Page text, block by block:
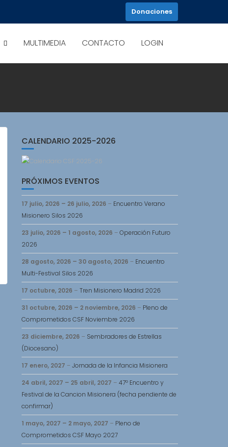
Donaciones
MULTIMEDIA CONTACTO LOGIN
CALENDARIO 2025-2026
PRÓXIMOS EVENTOS
17 julio, 2026 – 26 julio, 2026 – Encuentro Verano
Misionero Silos 2026
23 julio, 2026 – 1 agosto, 2026 – Operación Futuro
2026
28 agosto, 2026 – 30 agosto, 2026 – Encuentro
Multi-Festival Silos 2026
17 octubre, 2026 – Tren Misionero Madrid 2026
31 octubre, 2026 – 2 noviembre, 2026 – Pleno de
Comprometidos CSF Noviembre 2026
23 diciembre, 2026 – Sembradores de Estrellas
(Diocesano)
17 enero, 2027 – Jornada de la Infancia Misionera
24 abril, 2027 – 25 abril, 2027 – 47º Encuentro y
Festival de la Cancion Misionera (fecha pendiente de
confirmar)
1 mayo, 2027 – 2 mayo, 2027 – Pleno de
Comprometidos CSF Mayo 2027